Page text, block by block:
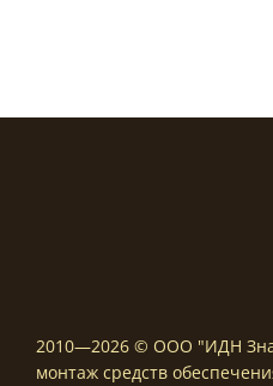
2010—2026 © ООО "ИДН
монтаж средств